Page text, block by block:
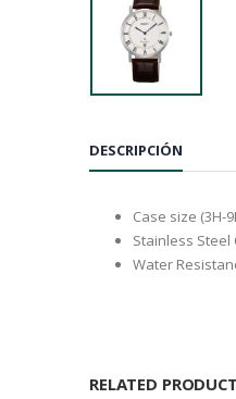
DESCRIPCIÓN
Case size (3H-
Stainless Steel
Water
RELATED